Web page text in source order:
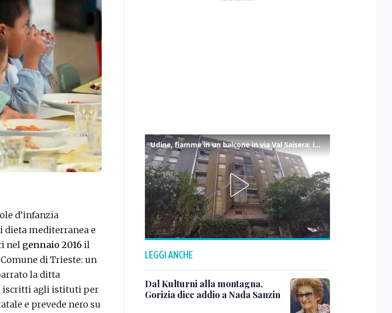
d’infanzia
dieta mediterranea e
nel gennaio 2016 il
di Trieste: un
la ditta
iscritti agli istituti per
e prevede nero su
Udine, fiamme in un balcone in via Val Saisera: intervengono i pompieri
LEGGI ANCHE
Dal Kulturni alla montagna,
Gorizia dice addio a Nada Sanzin